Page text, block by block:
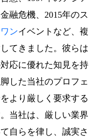
融危機、2015年のス
ンイベントなど、複
てきました。彼らは
応に優れた知見を持
した当社のプロフェ
より厳しく要求する
当社は、厳しい業界
自らを律し、誠実さ